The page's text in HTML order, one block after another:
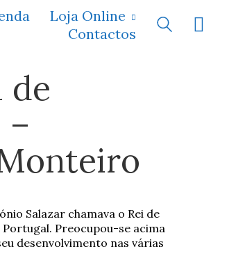
Loja Online
Contactos
de
Salazar chamava o Rei de
Preocupou-se acima
desenvolvimento nas várias